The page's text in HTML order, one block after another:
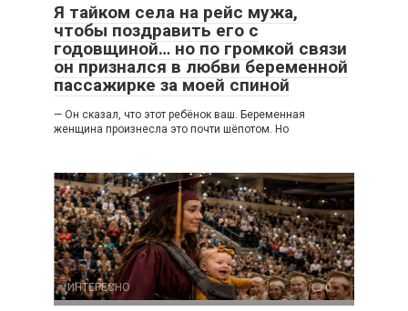
Я тайком села на рейс мужа,
чтобы поздравить его с
годовщиной… но по громкой связи
он признался в любви беременной
пассажирке за моей спиной
— Он сказал, что этот ребёнок ваш. Беременная
женщина произнесла это почти шёпотом. Но
ИНТЕРЕСНО 0